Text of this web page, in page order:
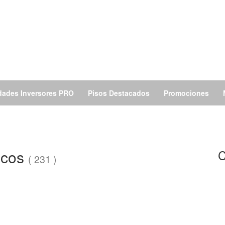
Inversores PRO Pisos Destacados Promociones
( 231 )